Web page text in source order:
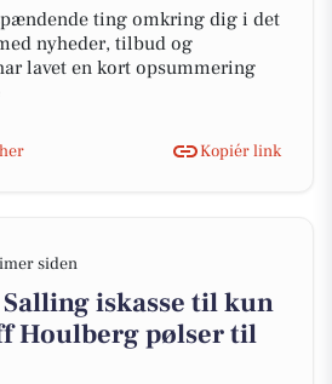
ting omkring dig i det
nyheder, tilbud og
lavet en kort opsummering
Kopiér link
siden
iskasse til kun
Houlberg pølser til